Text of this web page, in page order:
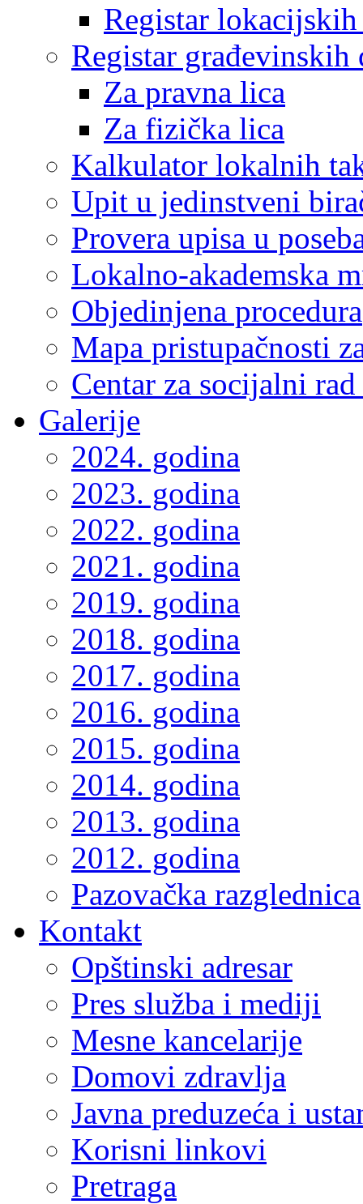
Registar
Registar građevinskih
Za pravna lica
Za fizička lica
Kalkulator lokalnih
Upit u jedinstveni
Provera upisa u
Lokalno-akademska
Objedinjena procedura
Mapa pristupačnosti
Centar za socijalni
Galerije
2024. godina
2023. godina
2022. godina
2021. godina
2019. godina
2018. godina
2017. godina
2016. godina
2015. godina
2014. godina
2013. godina
2012. godina
Pazovačka razglednica
Kontakt
Opštinski adresar
Pres služba i mediji
Mesne kancelarije
Domovi zdravlja
Javna preduzeća i
Korisni linkovi
Pretraga